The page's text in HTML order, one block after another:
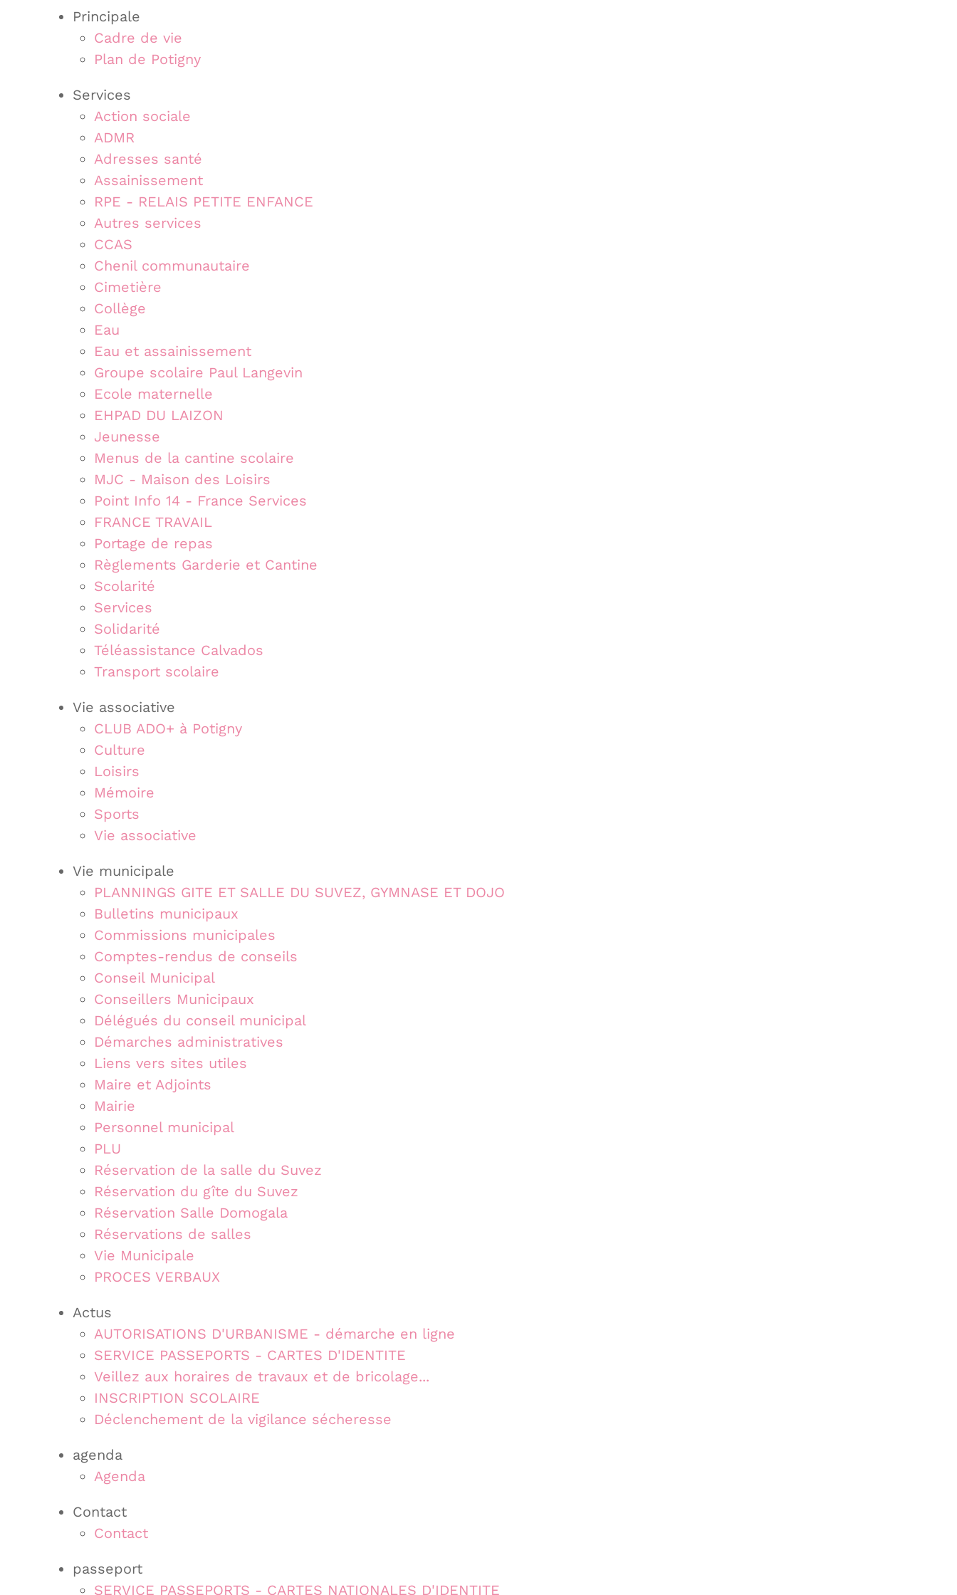
Principale
Cadre de vie
Plan de Potigny
Services
Action sociale
ADMR
Adresses santé
Assainissement
RPE - RELAIS PETITE ENFANCE
Autres services
CCAS
Chenil communautaire
Cimetière
Collège
Eau
Eau et assainissement
Groupe scolaire Paul Langevin
Ecole maternelle
EHPAD DU LAIZON
Jeunesse
Menus de la cantine scolaire
MJC - Maison des Loisirs
Point Info 14 - France Services
FRANCE TRAVAIL
Portage de repas
Règlements Garderie et Cantine
Scolarité
Services
Solidarité
Téléassistance Calvados
Transport scolaire
Vie associative
CLUB ADO+ à Potigny
Culture
Loisirs
Mémoire
Sports
Vie associative
Vie municipale
PLANNINGS GITE ET SALLE DU SUVEZ, GYMNASE ET DOJO
Bulletins municipaux
Commissions municipales
Comptes-rendus de conseils
Conseil Municipal
Conseillers Municipaux
Délégués du conseil municipal
Démarches administratives
Liens vers sites utiles
Maire et Adjoints
Mairie
Personnel municipal
PLU
Réservation de la salle du Suvez
Réservation du gîte du Suvez
Réservation Salle Domogala
Réservations de salles
Vie Municipale
PROCES VERBAUX
Actus
AUTORISATIONS D'URBANISME - démarche en ligne
SERVICE PASSEPORTS - CARTES D'IDENTITE
Veillez aux horaires de travaux et de bricolage...
INSCRIPTION SCOLAIRE
Déclenchement de la vigilance sécheresse
agenda
Agenda
Contact
Contact
passeport
SERVICE PASSEPORTS - CARTES NATIONALES D'IDENTITE